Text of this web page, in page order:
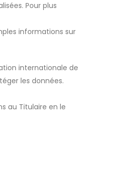
Pour plus
informations sur
internationale de
les données.
au Titulaire en le